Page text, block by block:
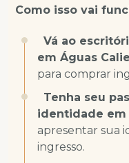
Como isso vai
Vá ao
em Águas
para comprar
Tenha seu
identidade em
apresentar sua
ingresso.